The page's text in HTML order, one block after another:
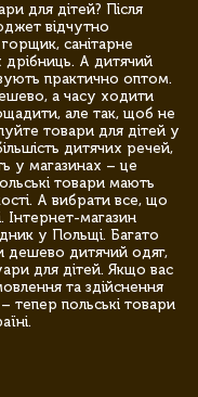
для дітей? Після
відчутно
санітарне
дрібниць. А дитячий
практично оптом.
а часу ходити
але так, щоб не
товари для дітей у
дитячих речей,
у магазинах – це
товари мають
А вибрати все, що
Інтернет-магазин
у Польщі. Багато
дешево дитячий одяг,
для дітей. Якщо вас
та здійснення
тепер польські товари